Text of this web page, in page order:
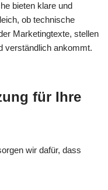
bieten klare und
ob technische
Marketingtexte, stellen
verständlich ankommt.
für Ihre
wir dafür, dass